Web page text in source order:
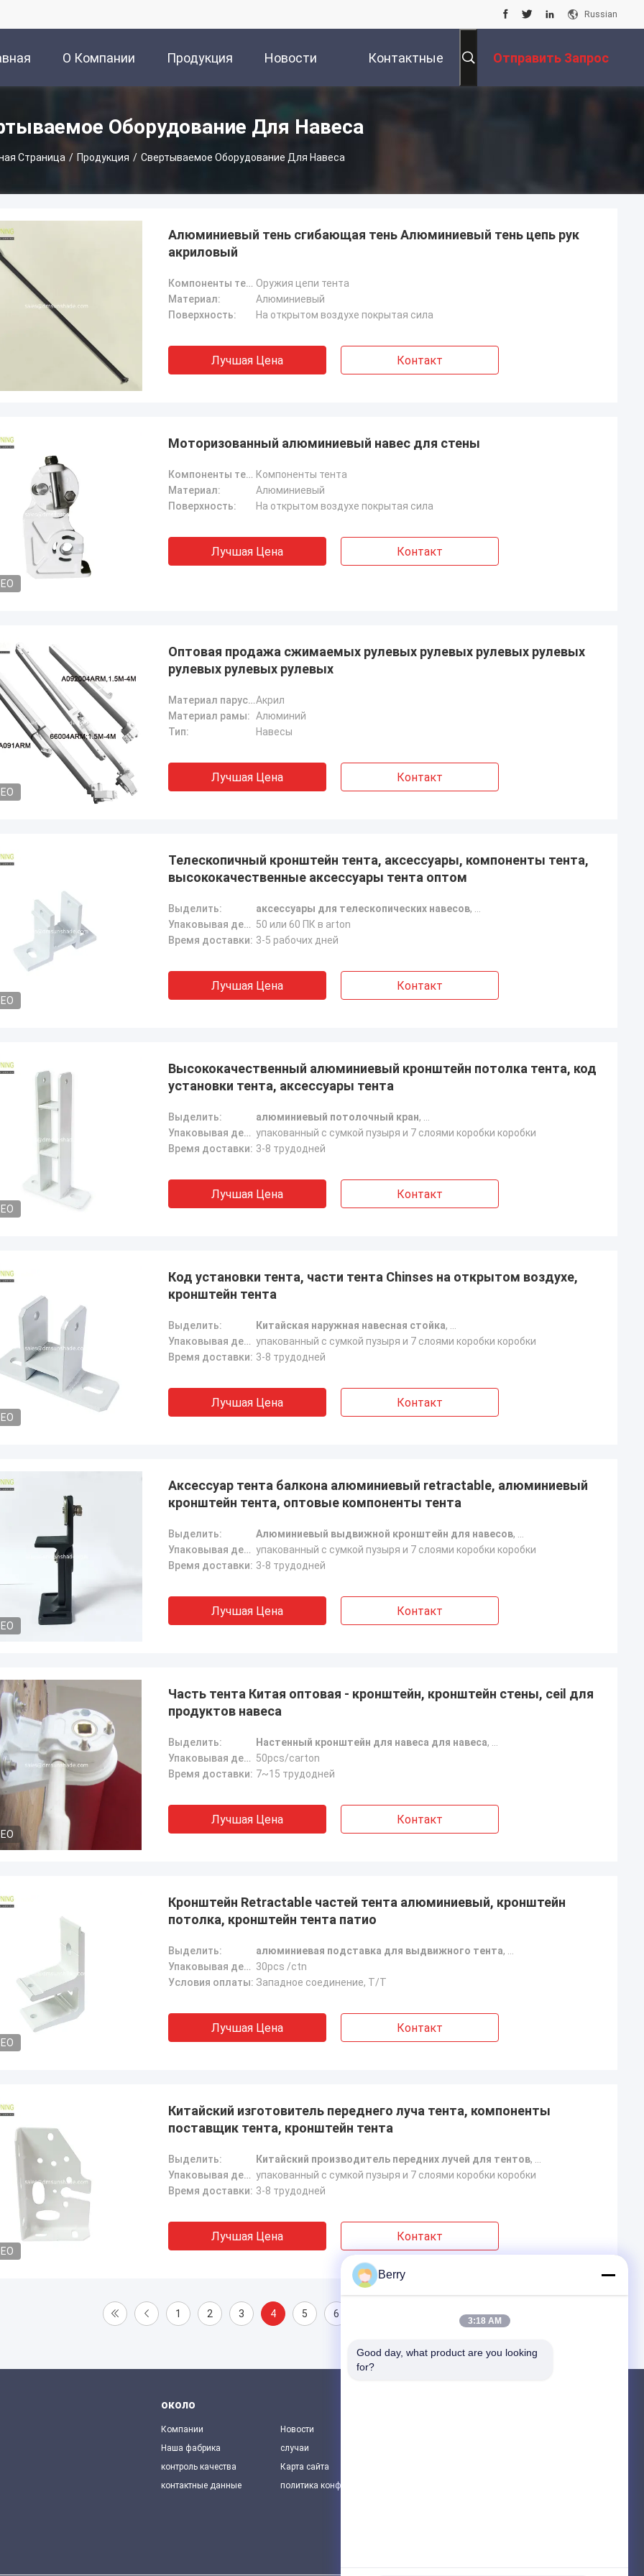
Russian
О Компании Продукция Новости Контактные Отправить Запрос
Оборудование Для Навеса
Страница / Продукция / Свертываемое Оборудование Для Навеса
Алюминиевый тень сгибающая тень Алюминиевый тень цепь рук
акриловый
Компоненты тента: Оружия цепи тента
Материал:
Алюминиевый
Поверхность:
На открытом воздухе покрытая сила
Лучшая Цена Контакт
Моторизованный алюминиевый навес для стены
Компоненты тента: Компоненты тента
Материал:
Алюминиевый
Поверхность:
На открытом воздухе покрытая сила
Лучшая Цена Контакт
Оптовая продажа сжимаемых рулевых рулевых рулевых рулевых
рулевых рулевых рулевых
Материал паруса:Акрил
Материал рамы: Алюминий
Тип:
Навесы
Лучшая Цена Контакт
Телескопичный кронштейн тента, аксессуары, компоненты тента,
высококачественные аксессуары тента оптом
Выделить: аксессуары для телескопических навесов,
Упаковывая детали: 50 или 60 ПК в arton
Время доставки: 3-5 рабочих дней
Лучшая Цена Контакт
Высококачественный алюминиевый кронштейн потолка тента, код
установки тента, аксессуары тента
Выделить: алюминиевый потолочный кран,
Упаковывая детали: упакованный с сумкой пузыря и 7 слоями коробки коробки
Время доставки: 3-8 трудодней
Лучшая Цена Контакт
Код установки тента, части тента Chinses на открытом воздухе,
кронштейн тента
Выделить: Китайская наружная навесная стойка,
Упаковывая детали: упакованный с сумкой пузыря и 7 слоями коробки коробки
Время доставки: 3-8 трудодней
Лучшая Цена Контакт
Аксессуар тента балкона алюминиевый retractable, алюминиевый
кронштейн тента, оптовые компоненты тента
Выделить: Алюминиевый выдвижной кронштейн для навесов,
Упаковывая детали: упакованный с сумкой пузыря и 7 слоями коробки коробки
Время доставки: 3-8 трудодней
Лучшая Цена Контакт
Часть тента Китая оптовая - кронштейн, кронштейн стены, ceil для
продуктов навеса
Выделить: Настенный кронштейн для навеса для навеса,
Упаковывая детали: 50pcs/carton
Время доставки: 7~15 трудодней
Лучшая Цена Контакт
Кронштейн Retractable частей тента алюминиевый, кронштейн
потолка, кронштейн тента патио
Выделить: алюминиевая подставка для выдвижного тента,
Упаковывая детали: 30pcs /ctn
Условия оплаты: Западное соединение, T/T
Лучшая Цена Контакт
Китайский изготовитель переднего луча тента, компоненты
поставщик тента, кронштейн тента
Выделить: Китайский производитель передних лучей для тентов,
Упаковывая детали: упакованный с сумкой пузыря и 7 слоями коробки коробки
Время доставки: 3-8 трудодней
Лучшая Цена Контакт
1 2 3 4 5 6
около
Компании
Наша фабрика
контроль качества
контактные данные
Новости
случаи
Карта сайта
политика конфиденциальности
Berry
3:18 AM
Good day, what product are you looking
for?